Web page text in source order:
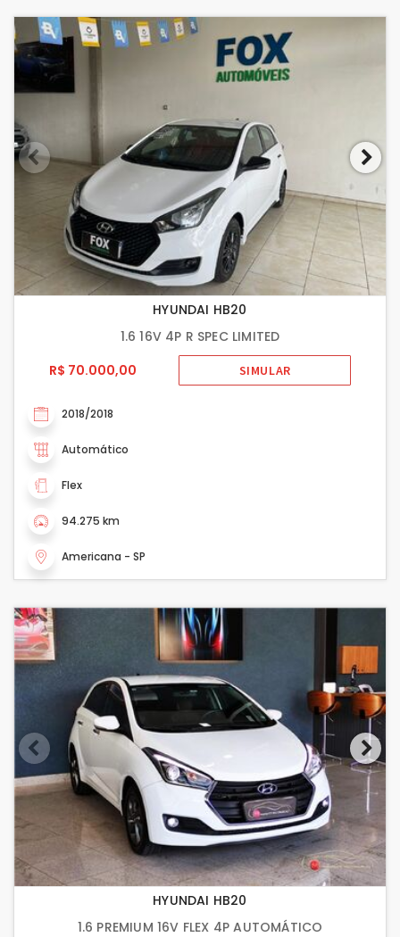
HYUNDAI HB20
1.6 16V 4P R SPEC LIMITED
R$ 70.000,00
SIMULAR
2018/2018
Automático
Flex
94.275 km
Americana - SP
HYUNDAI HB20
1.6 PREMIUM 16V FLEX 4P AUTOMÁTICO